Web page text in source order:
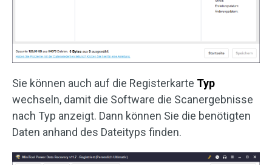
Sie können auch auf die Registerkarte Typ
wechseln, damit die Software die Scanergebnisse
nach Typ anzeigt. Dann können Sie die benötigten
Daten anhand des Dateityps finden.